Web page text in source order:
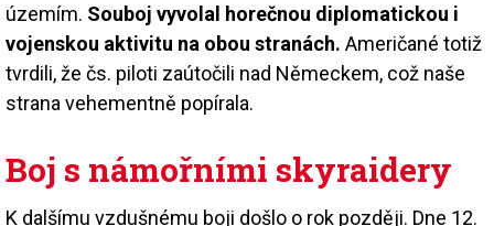
územím. Souboj vyvolal horečnou diplomatickou i
vojenskou aktivitu na obou stranách. Američané totiž
tvrdili, že čs. piloti zaútočili nad Německem, což naše
strana vehementně popírala.
Boj s námořními skyraidery
K dalšímu vzdušnému boji došlo o rok později. Dne 12.